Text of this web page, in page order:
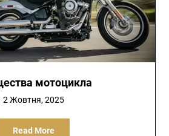
мотоцикла
2 Жовтня, 2025
Read More